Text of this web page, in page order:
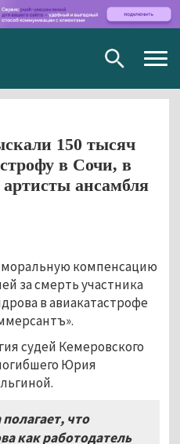
150 тысяч
в Сочи, в
ансамбля
компенсацию
за смерть участника
в авиакатастрофе
судей Кемеровского
Юрия
, что
как работодатель